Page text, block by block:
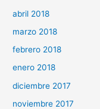
abril 2018
marzo 2018
febrero 2018
enero 2018
diciembre 2017
noviembre 2017